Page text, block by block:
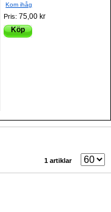
Kom ihåg
Pris:75,00 kr
Köp
1 artiklar